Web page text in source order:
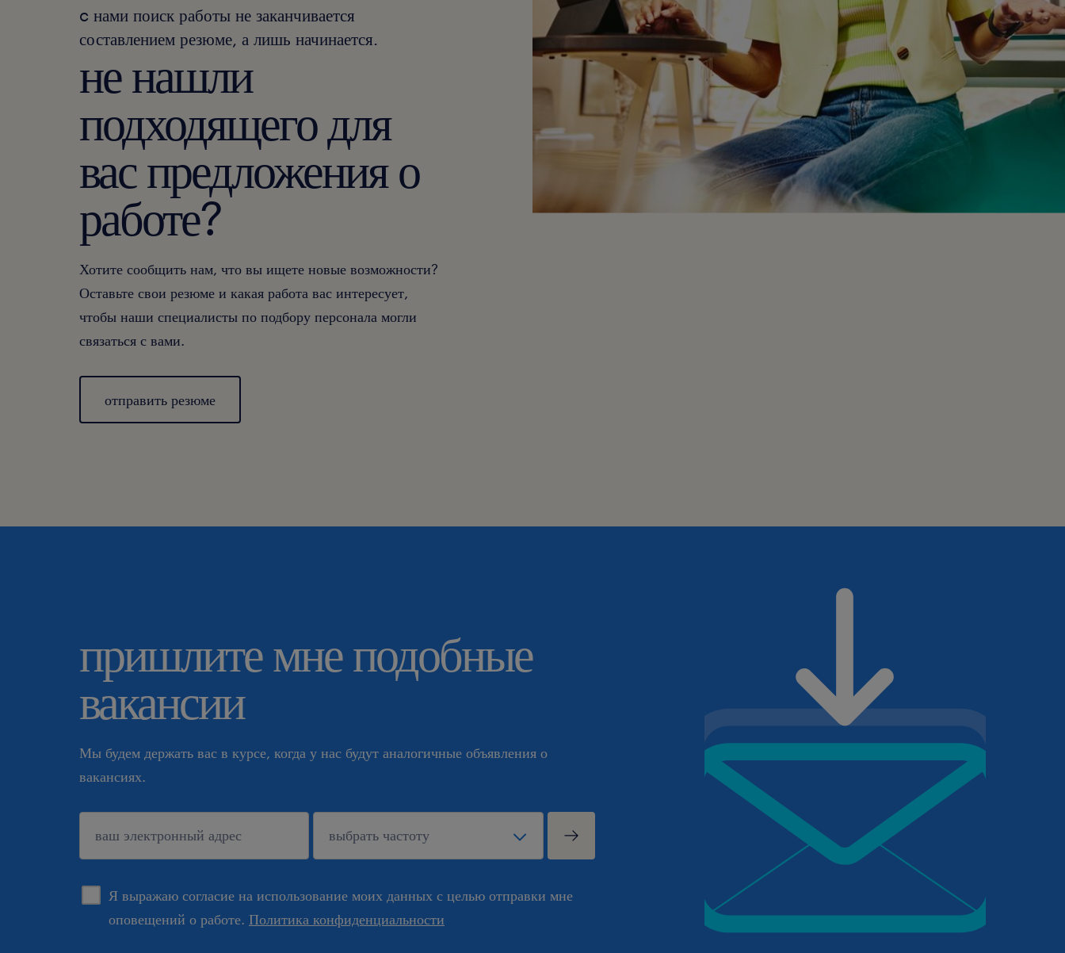
c нами поиск работы не заканчивается
составлением резюме, а лишь начинается.
не нашли
подходящего для
вас предложения о
работе?
Хотите сообщить нам, что вы ищете новые возможности?
Оставьте свои резюме и какая работа вас интересует,
чтобы наши специалисты по подбору персонала могли
связаться с вами.
отправить резюме
пришлите мне подобные
вакансии
Мы будем держать вас в курсе, когда у нас будут аналогичные объявления о
вакансиях.
Я выражаю согласие на использование моих данных с целью отправки мне
оповещений о работе. Политика конфиденциальности
подтверждать